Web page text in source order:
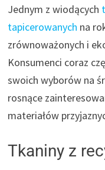
Jednym z wiodących
tapicerowanych na
zrównoważonych i
Konsumenci coraz
swoich wyborów na
rosnące
materiałów
Tkaniny z